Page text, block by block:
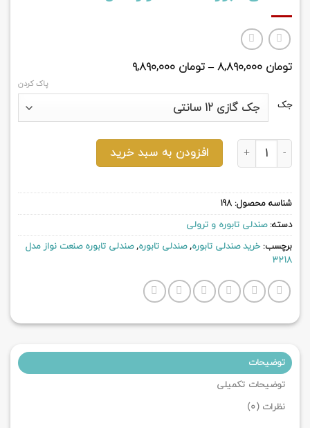
تومان –تومان
جک
پاک کردن
صندلی تابوره صنعت نواز مدل 3218 عددافزودن به سبد خرید
شناسه محصول: 198
دسته:صندلی تابوره و ترولی
برچسب:خرید صندلی تابوره,صندلی تابوره,صندلی تابوره صنعت نواز مدل
3218
توضیحات
توضیحات تکمیلی
نظرات (0)